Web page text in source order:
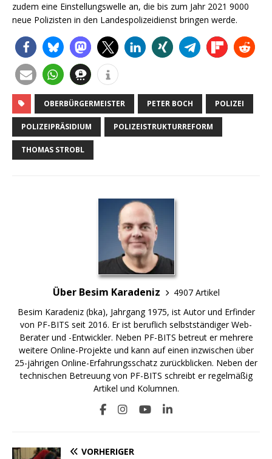
zudem eine Einstellungswelle an, die bis zum Jahr 2021 9000
neue Polizisten in den Landespolizeidienst bringen werde.
OBERBÜRGERMEISTER PETER BOCH POLIZEI
POLIZEIPRÄSIDIUM POLIZEISTRUKTURREFORM
THOMAS STROBL
Über Besim Karadeniz
4907 Artikel
Besim Karadeniz (bka), Jahrgang 1975, ist Autor und Erfinder
von PF-BITS seit 2016. Er ist beruflich selbstständiger Web-
Berater und -Entwickler. Neben PF-BITS betreut er mehrere
weitere Online-Projekte und kann auf einen inzwischen über
25-jährigen Online-Erfahrungsschatz zurückblicken. Neben der
technischen Betreuung von PF-BITS schreibt er regelmäßig
Artikel und Kolumnen.
VORHERIGER